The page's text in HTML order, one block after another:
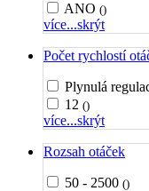
ANO ()
více...skrýt
Počet rychlostí
Plynulá
12 ()
více...skrýt
Rozsah otáček
50 - 2500 ()